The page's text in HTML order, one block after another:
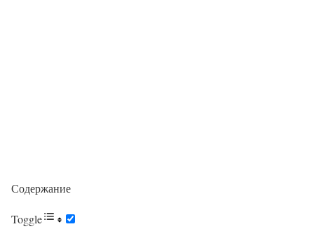
Содержание
Toggle